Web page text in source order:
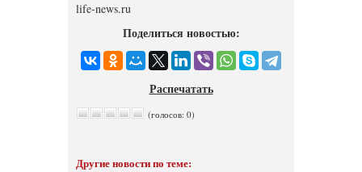
life-news.ru
Поделиться новостью:
Распечатать
(голосов: 0)
Другие новости по теме: